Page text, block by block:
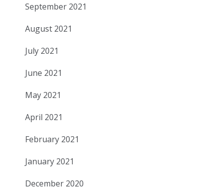
September 2021
August 2021
July 2021
June 2021
May 2021
April 2021
February 2021
January 2021
December 2020